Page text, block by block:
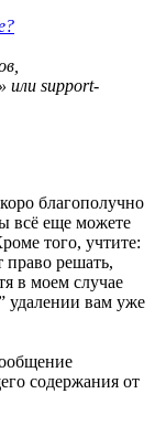
или support-
благополучно
всё еще можете
того, учтите:
право решать,
в моем случае
удалении вам уже
содержания от